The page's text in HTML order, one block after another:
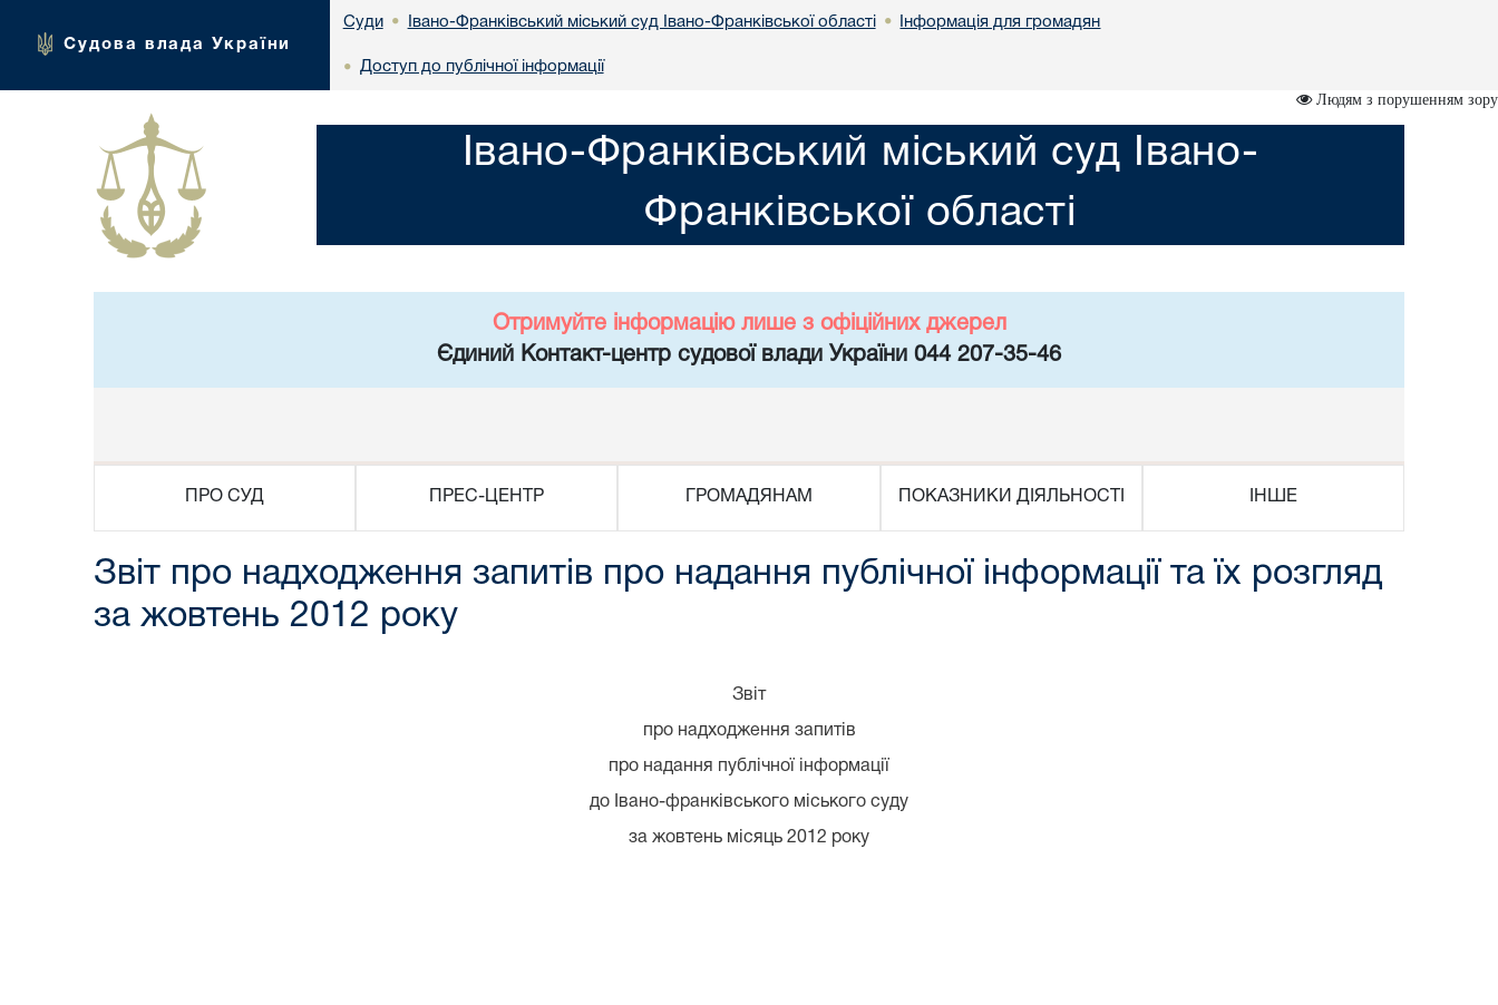
Судова влада України
Суди • Івано-Франківський міський суд Івано-Франківської області • Інформація для громадян
• Доступ до публічної інформації
Людям з порушенням зору
Івано-Франківський міський суд Івано-
Франківської області
Отримуйте інформацію лише з офіційних джерел
Єдиний Контакт-центр судової влади України 044 207-35-46
ПРО СУД ПРЕС-ЦЕНТР ГРОМАДЯНАМ ПОКАЗНИКИ ДІЯЛЬНОСТІ ІНШЕ
Звіт про надходження запитів про надання публічної інформації та їх розгляд
за жовтень 2012 року
Звіт
про надходження запитів
про надання публічної інформації
до Івано-франківського міського суду
за жовтень місяць 2012 року